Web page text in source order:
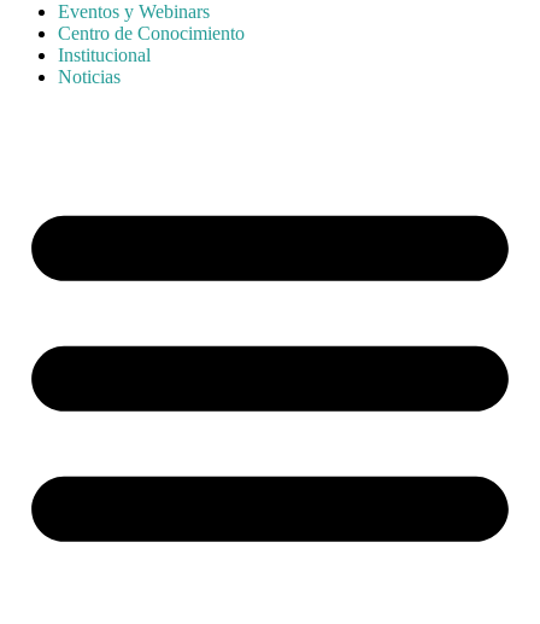
Eventos y Webinars
Centro de Conocimiento
Institucional
Noticias